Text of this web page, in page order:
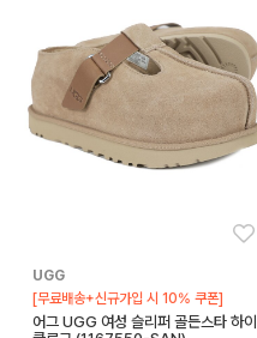
UGG
[무료배송+신규가입 시 10% 쿠폰]
어그 UGG 여성 슬리퍼 골든스타 하이